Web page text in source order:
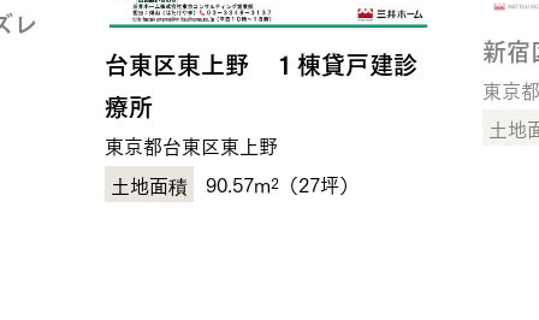
レ
台東区東上野 １棟貸戸建診
療所
東京都台東区東上野
90.57m2 （27坪）
新
東京